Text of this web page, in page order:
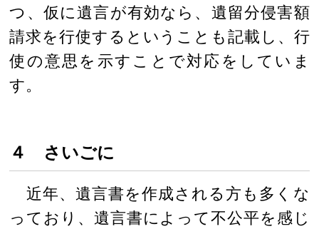
つ、仮に遺言が有効なら、遺留分侵害額
請求を行使するということも記載し、行
使の意思を示すことで対応をしていま
す。
４ さいごに
近年、遺言書を作成される方も多くな
っており、遺言書によって不公平を感じ